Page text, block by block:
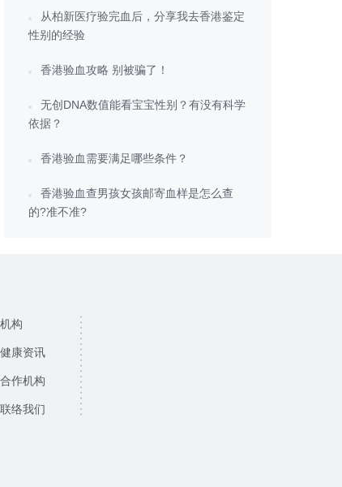
从柏新医疗验完血后，分享我去香港鉴定
性别的经验
香港验血攻略 别被骗了！
无创DNA数值能看宝宝性别？有没有科学
依据？
香港验血需要满足哪些条件？
香港验血查男孩女孩邮寄血样是怎么查
的?准不准?
机构
健康资讯
合作机构
联络我们